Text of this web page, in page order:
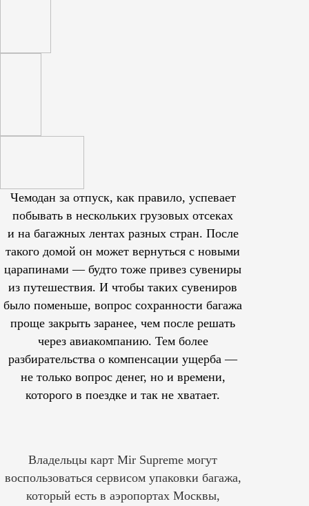
Чемодан за отпуск, как правило, успевает
побывать в нескольких грузовых отсеках
и на багажных лентах разных стран. После
такого домой он может вернуться с новыми
царапинами — будто тоже привез сувениры
из путешествия. И чтобы таких сувениров
было поменьше, вопрос сохранности багажа
проще закрыть заранее, чем после решать
через авиакомпанию. Тем более
разбирательства о компенсации ущерба —
не только вопрос денег, но и времени,
которого в поездке и так не хватает.
Владельцы карт Mir Supreme могут
воспользоваться сервисом упаковки багажа,
который есть в аэропортах Москвы,